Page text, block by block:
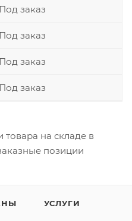
Под заказ
Под заказ
Под заказ
Под заказ
на складе в
позиции
УСЛУГИ